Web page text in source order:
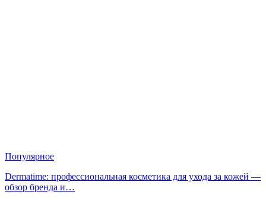
Популярное
Dermatime: профессиональная косметика для ухода за кожей —
обзор бренда и…